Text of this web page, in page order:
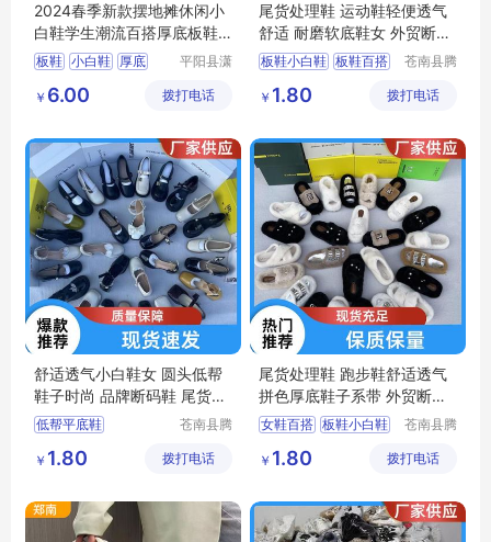
2024春季新款摆地摊休闲小
白鞋学生潮流百搭厚底板鞋
赶集女鞋货源
板鞋 小白鞋 厚底
平阳县潇
务商行
￥ 6.00 拨打电话
尾货处理鞋 运动鞋轻便透气
舒适 耐磨软底鞋女 外贸断码
鞋
板鞋小白鞋 板鞋百搭
运动鞋男
苍南县腾
务商行
￥ 1.80 拨打电话
舒适透气小白鞋女 圆头低帮
鞋子时尚 品牌断码鞋 尾货处
理鞋
低帮平底鞋
板鞋小白鞋
跑步鞋男轻便
苍南县腾
务商行
￥ 1.80 拨打电话
尾货处理鞋 跑步鞋舒适透气
拼色厚底鞋子系带 外贸断码
鞋
女鞋百搭 板鞋小白鞋
小白鞋时尚百搭
苍南县腾
务商行
￥ 1.80 拨打电话